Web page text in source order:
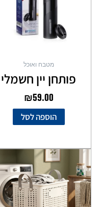
מטבח ואוכל
פותחן יין חשמלי
₪59.00
הוספה לסל